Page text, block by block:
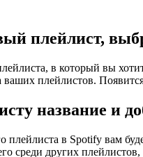
плейлист,
в который вы
ваших плейлистов.
название и
плейлиста в Spotify вам
среди других